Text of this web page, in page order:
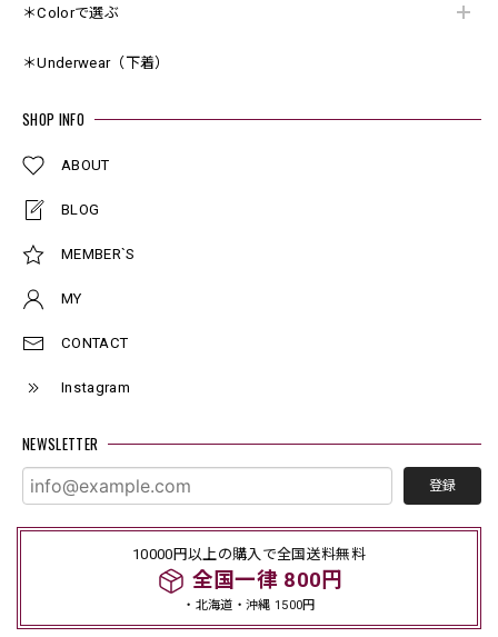
＊Colorで選ぶ
＊Underwear（下着）
SHOP INFO
ABOUT
BLOG
MEMBER`S
MY
CONTACT
Instagram
NEWSLETTER
登録
10000円以上の購入で全国送料無料
全国一律 800円
・北海道・沖縄 1500円